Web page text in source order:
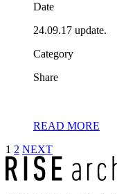
Date
24.09.17 update.
Category
Share
READ MORE
1 2 NEXT